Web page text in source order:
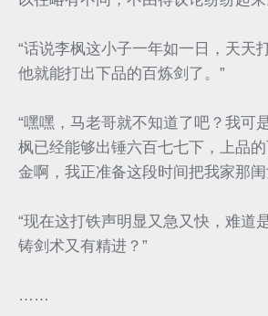
“话说李枫这小子一年如一日，天天
他就能打出下品的百炼剑了。”
“嘿嘿，马老哥就不知道了吧？我可
枫已经能够出锤六百七七下，上品
金啊，我正准备这段时间把我家那
“现在这打铁声明显又急又快，难道
铸剑术又有精进？”
……